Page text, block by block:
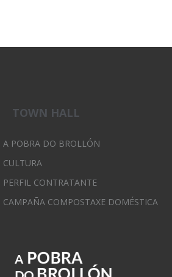
TOWN HALL
A POBRA DO BROLLÓN
CULTURA
PERFIL CONTRATANTE
CAMPAÑA COMPOSTAXE DOMÉSTICA